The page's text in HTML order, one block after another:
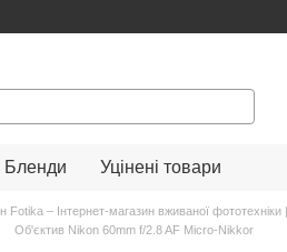
Бленди Уцінені товари
Fotika – Інтернет-магазин вживаної
Об'єктив Nikon 60mm f/2.8 AF Micro-Nikkor